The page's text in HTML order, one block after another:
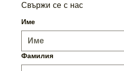
Свържи се с нас
Име
Фамилия